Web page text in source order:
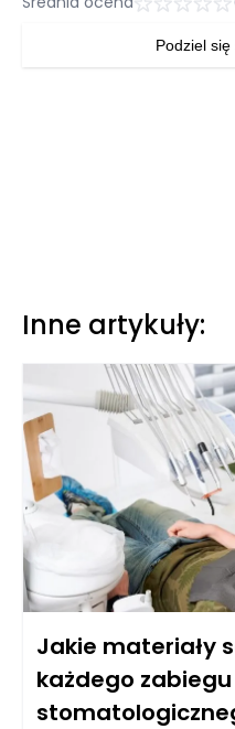
Podziel
Inne artykuły:
Jakie materiały
każdego zabiegu